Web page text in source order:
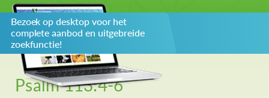
Over ons
Privacybeleid
Redactiestatuut
log in
Bezoek op desktop voor het
complete aanbod en uitgebreide
zoekfunctie!
Psalm 113:4-6